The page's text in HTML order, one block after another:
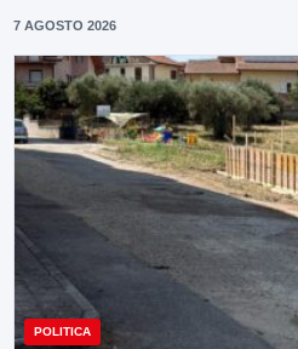
7 AGOSTO 2026
POLITICA